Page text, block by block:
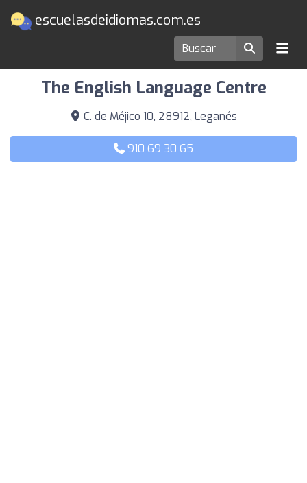
escuelasdeidiomas.com.es
Escuelas de idiomas en Leganés
The English Language Centre
C. de Méjico 10, 28912, Leganés
910 69 30 65